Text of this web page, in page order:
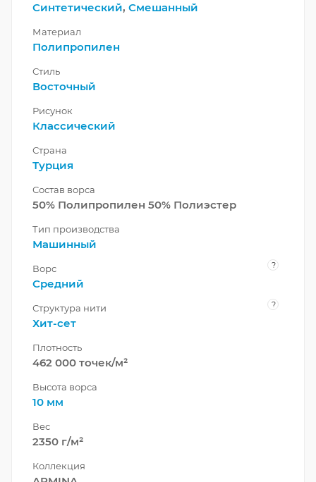
Синтетический, Смешанный
Материал
Полипропилен
Стиль
Восточный
Рисунок
Классический
Страна
Турция
Состав ворса
50% Полипропилен 50% Полиэстер
Тип производства
Машинный
Ворс ?
Средний
Структура нити ?
Хит-сет
Плотность
462 000 точек/м²
Высота ворса
10 мм
Вес
2350 г/м²
Коллекция